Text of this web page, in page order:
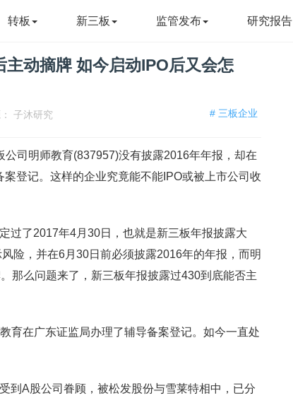
转板 新三板 监管发布 研究报告
动摘牌 如今启动IPO后又会怎
# 三板企业
子沐研究
司明师教育(837957)没有披露2016年年报，却在
登记。这样的企业究竟能不能IPO或被上市公司收
过了2017年4月30日，也就是新三板年报披露大
险，并在6月30日前必须披露2016年的年报，而明
那么问题来了，新三板年报披露过430到底能否主
育在广东证监局办理了辅导备案登记。如今一直处
到A股公司眷顾，被松发股份与雪莱特相中，已分